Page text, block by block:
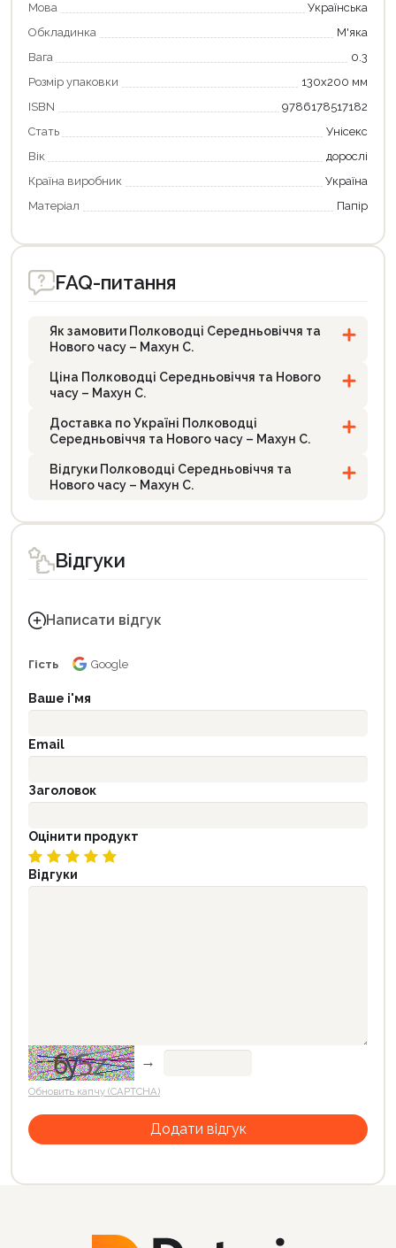
Мова
Українська
Обкладинка
М'яка
Вага
0.3
Розмір упаковки
130х200 мм
ISBN
9786178517182
Стать
Унісекс
Вік
дорослі
Країна виробник
Україна
Матеріал
Папір
FAQ-питання
Як замовити Полководці Середньовіччя та
Нового часу – Махун С.
Ціна Полководці Середньовіччя та Нового
часу – Махун С.
Доставка по Україні Полководці
Середньовіччя та Нового часу – Махун С.
Відгуки Полководці Середньовіччя та
Нового часу – Махун С.
Відгуки
Написати відгук
Гість Google
Ваше і'мя
Email
Заголовок
Оцінити продукт
Відгуки
→
Обновить капчу (CAPTCHA)